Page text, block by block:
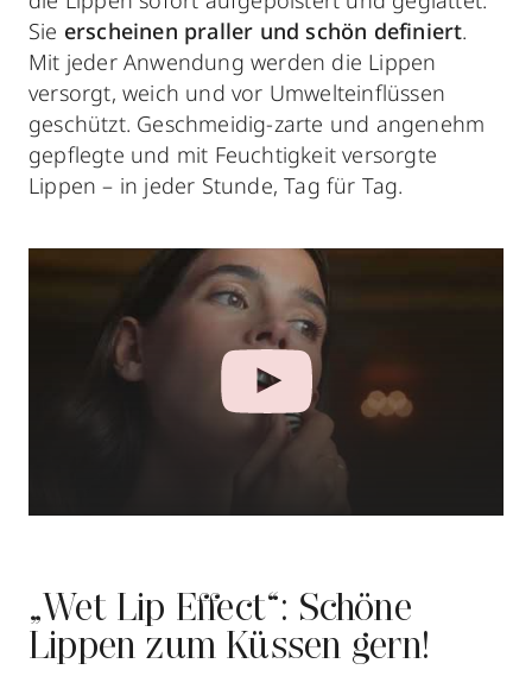
Sie erscheinen praller und schön definiert.
Mit jeder Anwendung werden die Lippen
versorgt, weich und vor Umwelteinflüssen
geschützt. Geschmeidig-zarte und angenehm
gepflegte und mit Feuchtigkeit versorgte
Lippen – in jeder Stunde, Tag für Tag.
„Wet Lip Effect“: Schöne
Lippen zum Küssen gern!